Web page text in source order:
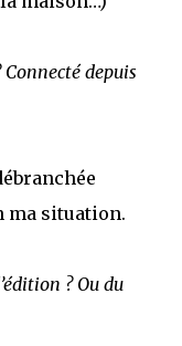
depuis
ma situation.
? Ou du